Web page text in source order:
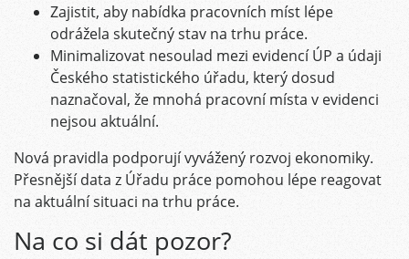
Zajistit, aby nabídka pracovních míst lépe
odrážela skutečný stav na trhu práce.
Minimalizovat nesoulad mezi evidencí ÚP a údaji
Českého statistického úřadu, který dosud
naznačoval, že mnohá pracovní místa v evidenci
nejsou aktuální.
Nová pravidla podporují vyvážený rozvoj ekonomiky.
Přesnější data z Úřadu práce pomohou lépe reagovat
na aktuální situaci na trhu práce.
Na co si dát pozor?